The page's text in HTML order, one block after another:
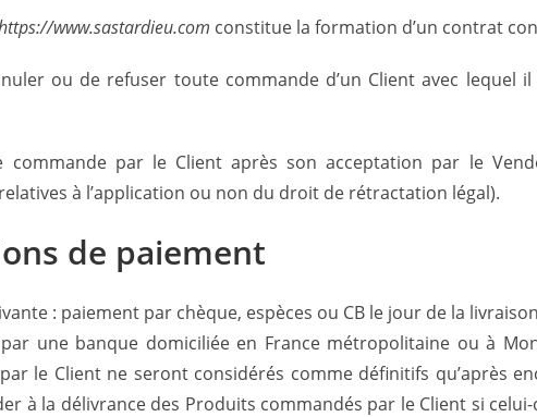
www.sastardieu.com constitue la formation d’un contrat
ou de refuser toute commande d’un Client avec lequel
commande par le Client après son acceptation par le
à l’application ou non du droit de rétractation légal).
de paiement
: paiement par chèque, espèces ou CB le jour de la
une banque domiciliée en France métropolitaine ou à
le Client ne seront considérés comme définitifs qu’après
à la délivrance des Produits commandés par le Client si